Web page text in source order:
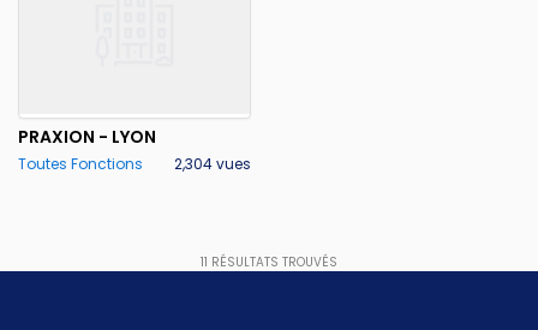
PRAXION - LYON
Toutes Fonctions 2,304 vues
11 RÉSULTATS TROUVÉS